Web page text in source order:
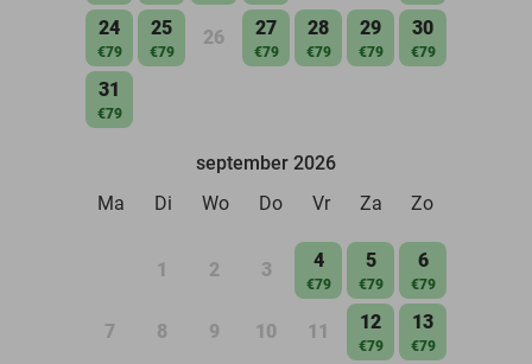
24
€79
25
€79
26 27
€79
28
€79
29
€79
30
€79
31
€79
september 2026
Ma
Di Wo Do Vr Za Zo
1 2 3 4
€79
5
€79
6
€79
7 8 9 10 11 12
€79
13
€79